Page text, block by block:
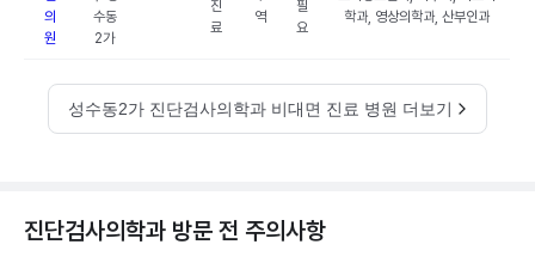
의
원
수동
2가
진
료
역
필
요
학과, 영상의학과, 산부인과
성수동2가 진단검사의학과 비대면 진료 병원 더보기
진단검사의학과 방문 전 주의사항